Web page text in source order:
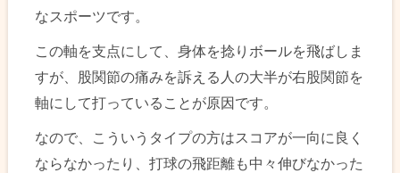
なスポーツです。
この軸を支点にして、身体を捻りボールを飛ばしま
すが、股関節の痛みを訴える人の大半が右股関節を
軸にして打っていることが原因です。
なので、こういうタイプの方はスコアが一向に良く
ならなかったり、打球の飛距離も中々伸びなかった